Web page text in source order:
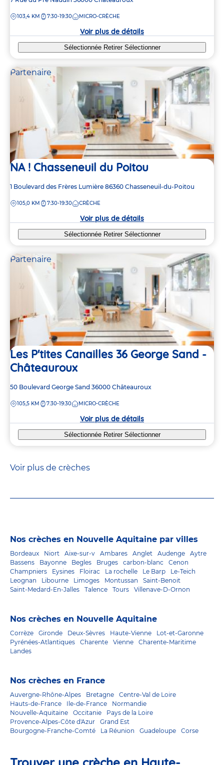
la
DISTANCE
103,4 KM 7:30-19:30 MICRO-CRÈCHE
Voir plus de détails
Sélectionnée Retirer Sélectionner
Partenaire
NA ! Chasseneuil du Poitou
Adresse
la
1 Boulevard des Frères Lumière 86360 Chasseneuil-du-Poitou
DISTANCE
105,0 KM 7:30-19:30 CRÈCHE
Voir plus de détails
Sélectionnée Retirer Sélectionner
Partenaire
Les P'tites Canailles 36 George Sand -
Châteauroux
Adresse
la
50 Boulevard George Sand 36000 Châteauroux
DISTANCE
105,5 KM 7:30-19:30 MICRO-CRÈCHE
Voir plus de détails
Sélectionnée Retirer Sélectionner
Voir plus de crèches
Nos crèches en Nouvelle Aquitaine par villes
Bordeaux Niort Aixe-sur-v Ambares Anglet Audenge
Aytre
Bassens
Bayonne Begles Bruges carbon-blanc
Cenon
Champniers
Eysines Floirac La rochelle Le Barp
Le-Teich
Leognan
Libourne Limoges Montussan
Saint-Benoit
Saint-Medard-En-Jalles
Talence Tours Villenave-D-Ornon
Nos crèches en Nouvelle Aquitaine
Corrèze Gironde Deux-Sèvres Haute-Vienne
Lot-et-Garonne
Pyrénées-Atlantiques
Charente Vienne
Charente-Maritime
Landes
Nos crèches en France
Auvergne-Rhône-Alpes Bretagne
Centre-Val de Loire
Hauts-de-France
Ile-de-France
Normandie
Nouvelle-Aquitaine
Occitanie
Pays de la Loire
Provence-Alpes-Côte d'Azur
Grand Est
Bourgogne-Franche-Comté
La Réunion Guadeloupe Corse